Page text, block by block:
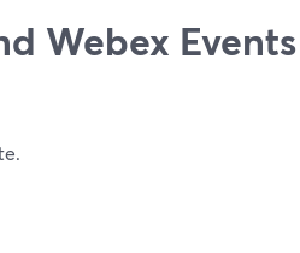
Webex Events